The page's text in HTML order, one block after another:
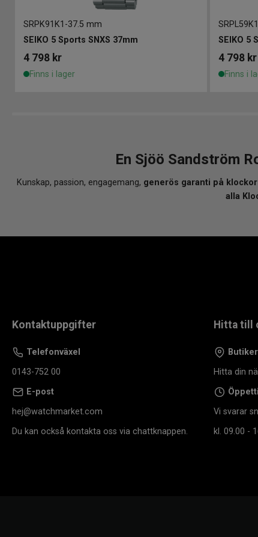
SRPK91K1 -37.5 mm
SEIKO 5 Sports SNXS 37mm
4 798 kr
Finns i lager
SRPL59K1
SEIKO 5
4 798 kr
Finns i
En Sjöö Sandström
Kunskap, passion, engagemang, generös garanti på klockor
alla
Kontaktuppgifter
Telefonväxel
0143-752 00
E-post
hej@watchmarket.com
Du kan också kontakta oss via chattknappen.
Hitta till
Butiker
Hitta din
Vi svarar
kl. 09.00 -